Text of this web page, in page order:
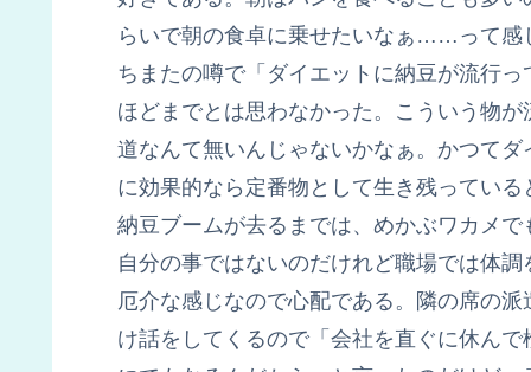
らいで朝の食卓に乗せたいなぁ……って感
ちまたの噂で「ダイエットに納豆が流行
ほどまでとは思わなかった。こういう物
道なんて無いんじゃないかなぁ。かつて
に効果的なら定番物として生き残ってい
納豆ブームが去るまでは、めかぶワカメ
自分の事ではないのだけれど職場では体
厄介な感じなので心配である。隣の席の
け話をしてくるので「会社を直ぐに休ん